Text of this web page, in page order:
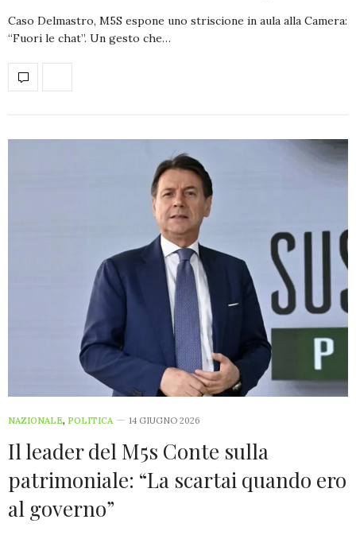
Caso Delmastro, M5S espone uno striscione in aula alla Camera:
“Fuori le chat”. Un gesto che…
NAZIONALE, POLITICA 14 GIUGNO 2026
Il leader del M5s Conte sulla
patrimoniale: “La scartai quando ero
al governo”